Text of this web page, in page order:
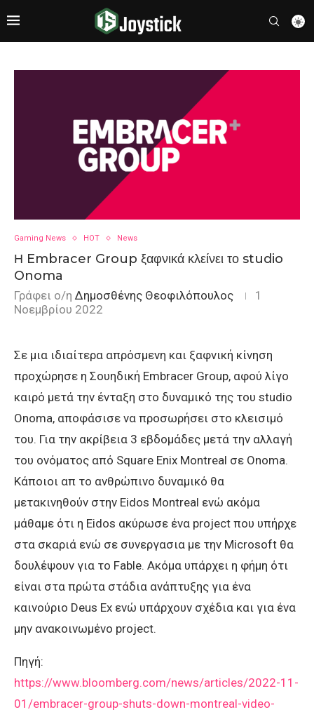
Gaming News HOT News
Η Embracer Group ξαφνικά κλείνει το studio
Onoma
Γράφει ο/η Δημοσθένης Θεοφιλόπουλος
1
Νοεμβρίου 2022
Σε μια ιδιαίτερα απρόσμενη και ξαφνική κίνηση
προχώρησε η Σουηδική Embracer Group, αφού λίγο
καιρό μετά την ένταξη στο δυναμικό της του studio
Onoma, αποφάσισε να προσωρήσει στο κλεισιμό
του. Για την ακρίβεια 3 εβδομάδες μετά την αλλαγή
του ονόματος από Square Enix Montreal σε Onoma.
Κάποιοι απ το ανθρώπινο δυναμικό θα
μετακινηθούν στην Eidos Montreal ενώ ακόμα
μάθαμε ότι η Eidos ακύρωσε ένα project που υπήρχε
στα σκαριά ενώ σε συνεργασια με την Microsoft θα
δουλέψουν για το Fable. Ακόμα υπάρχει η φήμη ότι
είναι στα πρώτα στάδια ανάπτυξης για ένα
καινούριο Deus Ex ενώ υπάρχουν σχέδια και για ένα
μην ανακοινωμένο project.
Πηγή:
https://www.bloomberg.com/news/articles/2022-11-
01/embracer-group-shuts-down-montreal-video-